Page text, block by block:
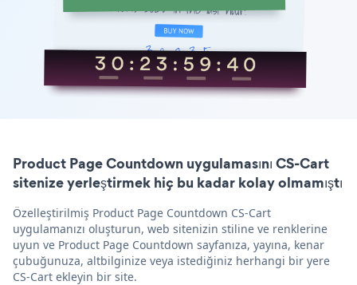
Product Page Countdown uygulamasını CS-Cart
sitenize yerleştirmek hiç bu kadar kolay olmamıştı
Özelleştirilmiş Product Page Countdown CS-Cart
uygulamanızı oluşturun, web sitenizin stiline ve renklerine
uyun ve Product Page Countdown sayfanıza, yayına, kenar
çubuğunuza, altbilginize veya istediğiniz herhangi bir yere
CS-Cart ekleyin bir site.